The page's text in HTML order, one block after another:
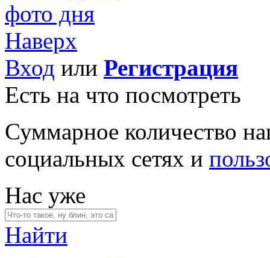
фото дня
Наверх
Вход или Регистрация
Есть на что посмотреть
Суммарное количество
социальных сетях и
Нас уже
Найти